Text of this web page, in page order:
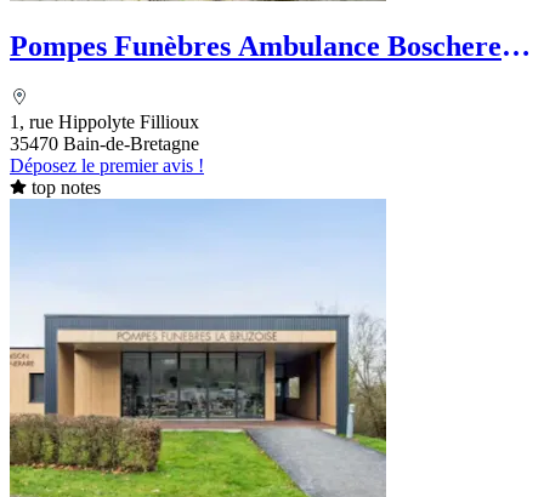
Pompes Funèbres Ambulance Boscherel
1, rue Hippolyte Fillioux
35470 Bain-de-Bretagne
Déposez le premier avis !
top notes